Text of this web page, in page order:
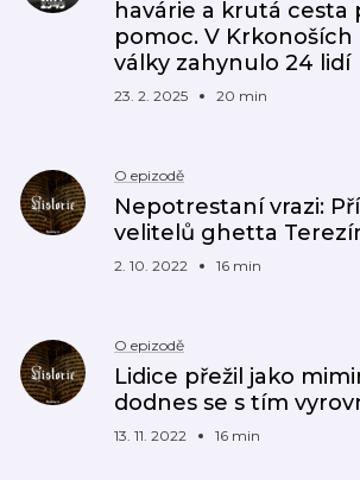
havárie a krutá cesta
pomoc. V Krkonoších
války zahynulo 24 lidí
23. 2. 2025 20 min
O epizodě
Nepotrestaní vrazi:
velitelů ghetta
2. 10. 2022 16 min
O epizodě
Lidice přežil jako
dodnes se s tím
13. 11. 2022 16 min